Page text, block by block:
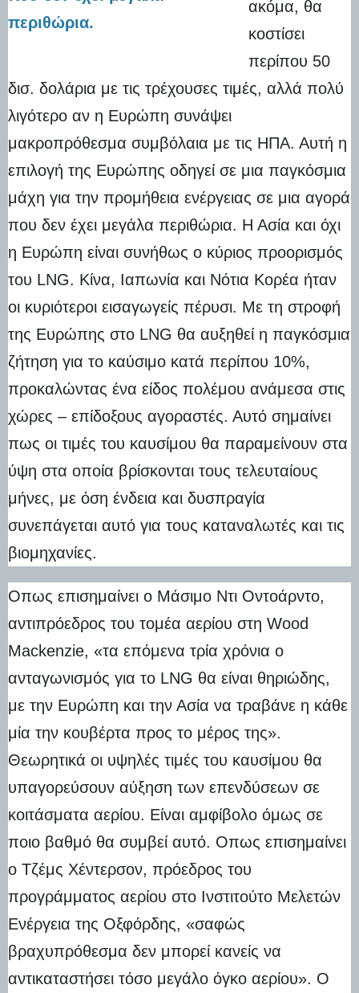
περιθώρια.
ακόμα, θα
κοστίσει
περίπου 50
δισ. δολάρια με τις τρέχουσες τιμές, αλλά πολύ
λιγότερο αν η Ευρώπη συνάψει
μακροπρόθεσμα συμβόλαια με τις ΗΠΑ. Αυτή η
επιλογή της Ευρώπης οδηγεί σε μια παγκόσμια
μάχη για την προμήθεια ενέργειας σε μια αγορά
που δεν έχει μεγάλα περιθώρια. Η Ασία και όχι
η Ευρώπη είναι συνήθως ο κύριος προορισμός
του LNG. Κίνα, Ιαπωνία και Νότια Κορέα ήταν
οι κυριότεροι εισαγωγείς πέρυσι. Με τη στροφή
της Ευρώπης στο LNG θα αυξηθεί η παγκόσμια
ζήτηση για το καύσιμο κατά περίπου 10%,
προκαλώντας ένα είδος πολέμου ανάμεσα στις
χώρες – επίδοξους αγοραστές. Αυτό σημαίνει
πως οι τιμές του καυσίμου θα παραμείνουν στα
ύψη στα οποία βρίσκονται τους τελευταίους
μήνες, με όση ένδεια και δυσπραγία
συνεπάγεται αυτό για τους καταναλωτές και τις
βιομηχανίες.
Οπως επισημαίνει ο Μάσιμο Ντι Οντοάρντο,
αντιπρόεδρος του τομέα αερίου στη Wood
Mackenzie, «τα επόμενα τρία χρόνια ο
ανταγωνισμός για το LNG θα είναι θηριώδης,
με την Ευρώπη και την Ασία να τραβάνε η κάθε
μία την κουβέρτα προς το μέρος της».
Θεωρητικά οι υψηλές τιμές του καυσίμου θα
υπαγορεύσουν αύξηση των επενδύσεων σε
κοιτάσματα αερίου. Είναι αμφίβολο όμως σε
ποιο βαθμό θα συμβεί αυτό. Οπως επισημαίνει
ο Τζέμς Χέντερσον, πρόεδρος του
προγράμματος αερίου στο Ινστιτούτο Μελετών
Ενέργεια της Οξφόρδης, «σαφώς
βραχυπρόθεσμα δεν μπορεί κανείς να
αντικαταστήσει τόσο μεγάλο όγκο αερίου». Ο